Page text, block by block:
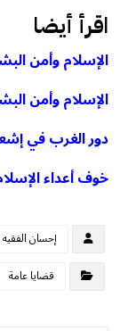
اقرأ أيضا
الإسلام وأمن البشرية.. (١)
الإسلام وأمن البشرية .. (٢)
دور الغرب في
خوف أعداء
إحسان الفقيه
قضايا عامة